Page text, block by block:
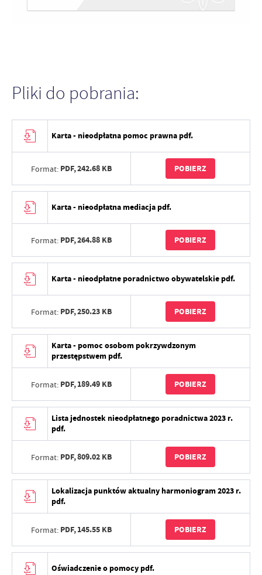
Pliki do pobrania:
Karta - nieodpłatna pomoc prawna pdf.
Format: PDF,242.68 KB POBIERZ
Karta - nieodpłatna mediacja pdf.
Format: PDF,264.88 KB POBIERZ
Karta - nieodpłatne poradnictwo obywatelskie pdf.
Format: PDF,250.23 KB POBIERZ
Karta - pomoc osobom pokrzywdzonym
przestępstwem pdf.
Format: PDF,189.49 KB POBIERZ
Lista jednostek nieodpłatnego poradnictwa 2023 r.
pdf.
Format: PDF,809.02 KB POBIERZ
Lokalizacja punktów aktualny harmoniogram 2023 r.
pdf.
Format: PDF,145.55 KB POBIERZ
Oświadczenie o pomocy pdf.